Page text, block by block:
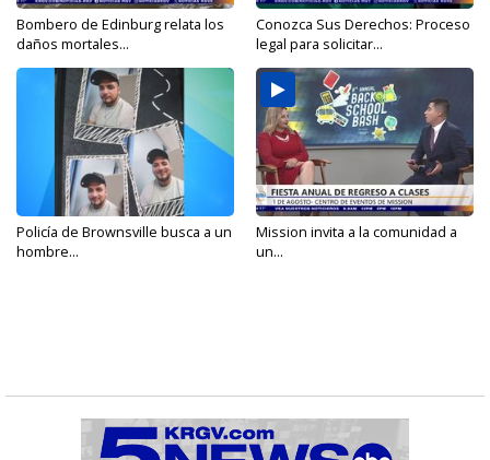
Bombero de Edinburg relata los
daños mortales...
Conozca Sus Derechos: Proceso
legal para solicitar...
Policía de Brownsville busca a un
hombre...
Mission invita a la comunidad a
un...